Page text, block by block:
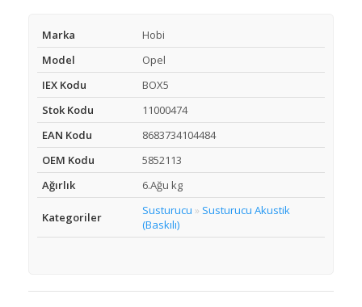
Marka
Hobi
Model
Opel
IEX Kodu
BOX5
Stok Kodu
11000474
EAN Kodu
8683734104484
OEM Kodu
5852113
Ağırlık
6.Ağu kg
Kategoriler Susturucu » Susturucu Akustik
(Baskılı)